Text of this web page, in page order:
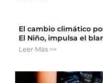
El cambio climático
El Niño, impulsa el
Leer Más >>